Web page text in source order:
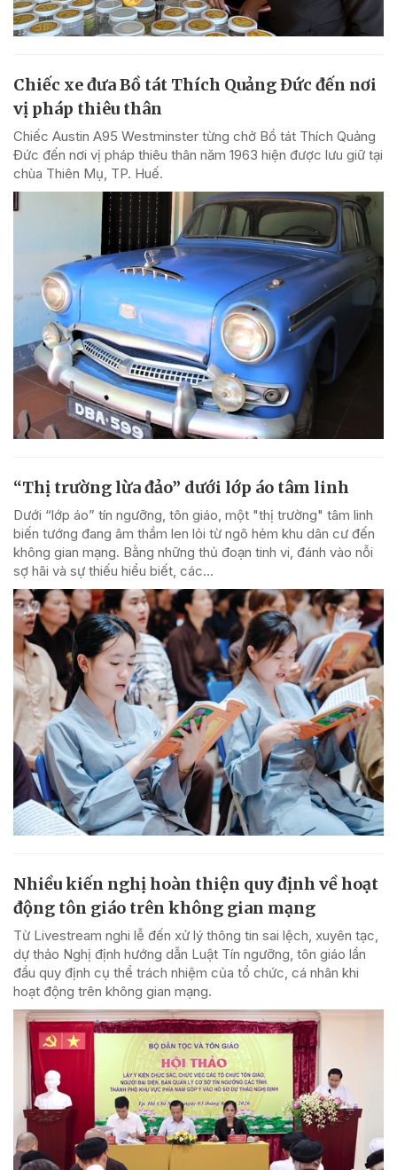
Chiếc xe đưa Bồ tát Thích Quảng Đức đến nơi
vị pháp thiêu thân
Chiếc Austin A95 Westminster từng chở Bồ tát Thích Quảng
Đức đến nơi vị pháp thiêu thân năm 1963 hiện được lưu giữ tại
chùa Thiên Mụ, TP. Huế.
“Thị trường lừa đảo” dưới lớp áo tâm linh
Dưới “lớp áo” tín ngưỡng, tôn giáo, một "thị trường" tâm linh
biến tướng đang âm thầm len lỏi từ ngõ hẻm khu dân cư đến
không gian mạng. Bằng những thủ đoạn tinh vi, đánh vào nỗi
sợ hãi và sự thiếu hiểu biết, các...
Nhiều kiến nghị hoàn thiện quy định về hoạt
động tôn giáo trên không gian mạng
Từ Livestream nghi lễ đến xử lý thông tin sai lệch, xuyên tạc,
dự thảo Nghị định hướng dẫn Luật Tín ngưỡng, tôn giáo lần
đầu quy định cụ thể trách nhiệm của tổ chức, cá nhân khi
hoạt động trên không gian mạng.